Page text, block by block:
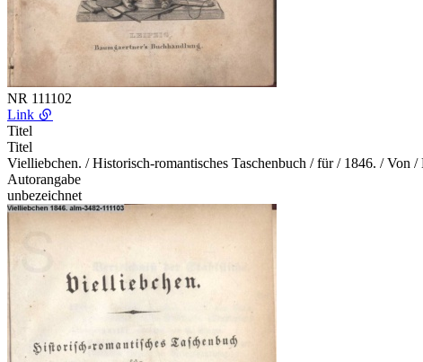
NR 111102
Link
Titel
Titel
Vielliebchen. / Historisch-romantisches Taschenbuch / für / 1846. / Von
Autorangabe
unbezeichnet